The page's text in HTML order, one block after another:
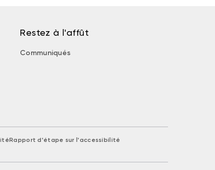
Restez à l'affût
Communiqués
Rapport d'étape sur l'accessibilité